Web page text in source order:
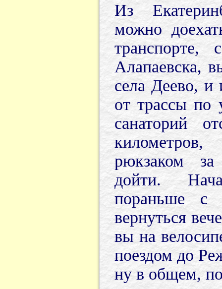
Из
можно
транспорте,
Алапаевска,
села Деево, и
от трассы по
санаторий
рюкзаком
дойти.
пораньше с
вернуться
вы на
поездом до
ну в общем,